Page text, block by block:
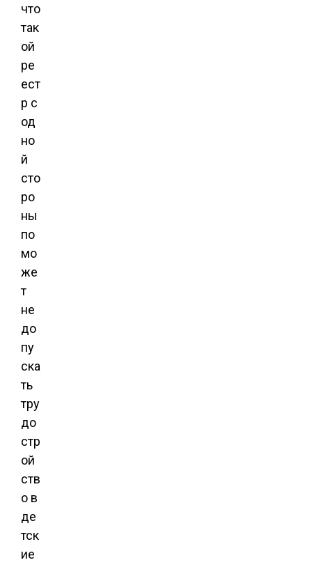
что
так
ой
ре
ест
р с
од
но
й
сто
ро
ны
по
мо
же
т
не
до
пу
ска
ть
тру
до
стр
ой
ств
о в
де
тск
ие